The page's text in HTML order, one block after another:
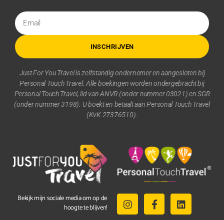
INSCHRIJVEN
Just For You Travel is zelfstandig ondernemer en aangesloten bij
Personal Touch Travel. Alle boekingen worden ondergebracht bij
Personal Touch Travel, lid van ANVR (onder nummer 03021) en SGR
(onder nummer 3198). U boekt en betaalt aan Personal Touch Travel
(KvK 27376510).
Bekijk mijn sociale media om op de
hoogte te blijven!